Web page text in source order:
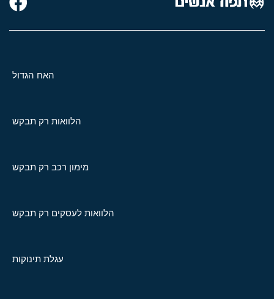
האח הגדול
הלוואות רק תבקש
מימון רכב רק תבקש
הלוואות לעסקים רק תבקש
עגלת תינוקות